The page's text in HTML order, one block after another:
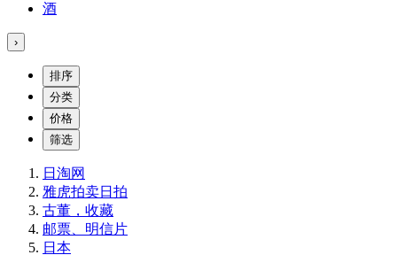
酒
›
排序
分类
价格
筛选
日淘网
雅虎拍卖日拍
古董，收藏
邮票、明信片
日本